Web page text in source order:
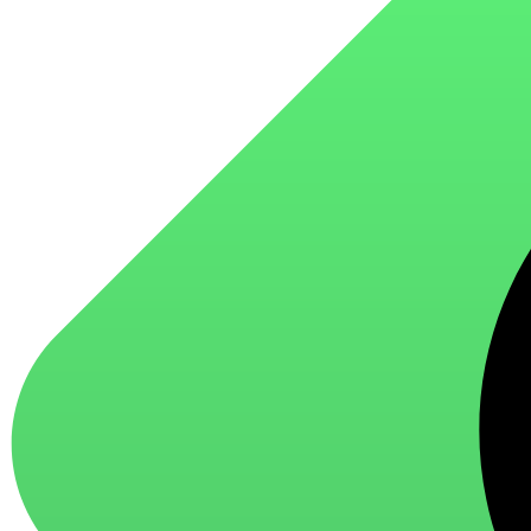
для ароматизации и нейтрализации запахов
для стирки и ухода за тканями
для ковров и текстильных изделий
специализированные чистящие средства
универсальные чистящие средства
дезинфицирующие средства
Автохимия и автокосметика
автоэмали
аэрозольные смазки